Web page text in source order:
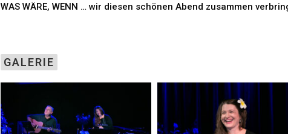
WAS WÄRE, WENN … wir diesen schönen Abend zusammen
GALERIE